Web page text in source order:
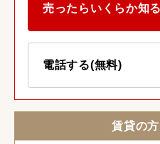
売ったらいくらか知る
電話する(無料)
賃貸の